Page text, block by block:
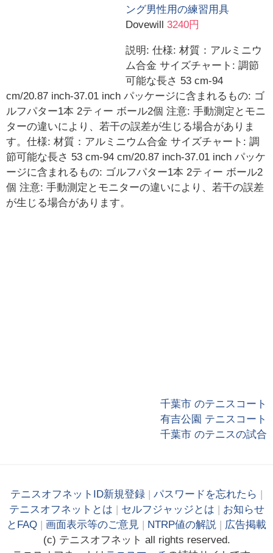
ング男性用の練習用具
Dovewill 3240円
説明: 仕様: 材質：アルミニウ
ム合金 サイズチャート: 調節
可能な長さ 53 cm-94
cm/20.87 inch-37.01 inch パッケージに含まれるもの: ゴ
ルフパター1本 2ティー ボール2個 注意: 手動測定とモニ
ターの違いにより、若干の誤差が生じる場合がありま
す。仕様: 材質：アルミニウム合金 サイズチャート: 調
節可能な長さ 53 cm-94 cm/20.87 inch-37.01 inch パッケ
ージに含まれるもの: ゴルフパター1本 2ティー ボール2
個 注意: 手動測定とモニターの違いにより、若干の誤差
が生じる場合があります。
千葉市 のテニスコート
有吉公園 テニスコート
千葉市 のテニスの試合
テニスオフネットID新規登録 パスワードを忘れたら
テニスオフネットとは
セルフジャッジとは
お知らせ
とFAQ
画面表示等のご意見 NTRP値の解説
広告掲載
(c) テニスオフネット all rights reserved.